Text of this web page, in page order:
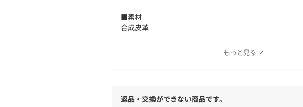
■素材
合成皮革
素足の時期になったら、デニム合わせでミュールタイプ
もっと見る
返品・交換ができない商品です。